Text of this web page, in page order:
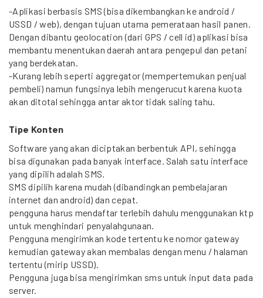
-Aplikasi berbasis SMS (bisa dikembangkan ke android /
USSD / web), dengan tujuan utama pemerataan hasil panen.
Dengan dibantu geolocation (dari GPS / cell id) aplikasi bisa
membantu menentukan daerah antara pengepul dan petani
yang berdekatan.
-Kurang lebih seperti aggregator (mempertemukan penjual
pembeli) namun fungsinya lebih mengerucut karena kuota
akan ditotal sehingga antar aktor tidak saling tahu.
Tipe Konten
Software yang akan diciptakan berbentuk API, sehingga
bisa digunakan pada banyak interface. Salah satu interface
yang dipilih adalah SMS.
SMS dipilih karena mudah (dibandingkan pembelajaran
internet dan android) dan cepat.
pengguna harus mendaftar terlebih dahulu menggunakan ktp
untuk menghindari penyalahgunaan.
Pengguna mengirimkan kode tertentu ke nomor gateway
kemudian gateway akan membalas dengan menu / halaman
tertentu (mirip USSD).
Pengguna juga bisa mengirimkan sms untuk input data pada
server.